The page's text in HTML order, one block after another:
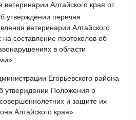
ветеринарии Алтайского края от
утверждении перечня
ветеринарии Алтайского
составление протоколов об
в области
Егорьевского района
утверждении Положения о
и защите их
Алтайского края»